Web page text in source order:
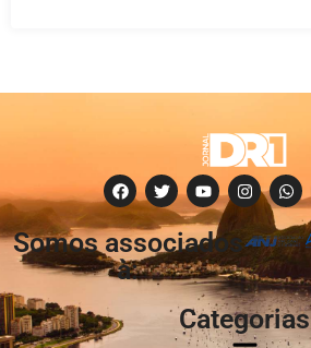
Somos associados
à:
Categorias